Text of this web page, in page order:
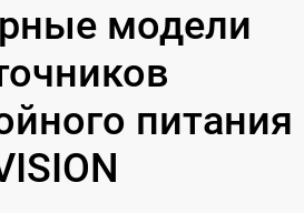
модели
питания